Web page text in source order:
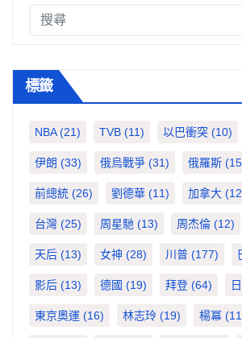
標籤
NBA(21) TVB (11) 以巴衝突 (10)
伊朗 (33) 俄烏戰爭 (31) 俄羅斯
前總統 (26) 劉德華 (11) 加拿大
台灣 (25) 周星馳 (13) 周杰倫 (12)
天后 (13) 女神 (28) 川普 (177)
影后 (13) 德國 (19) 拜登 (64)
東京奧運 (16) 林志玲 (19) 楊冪